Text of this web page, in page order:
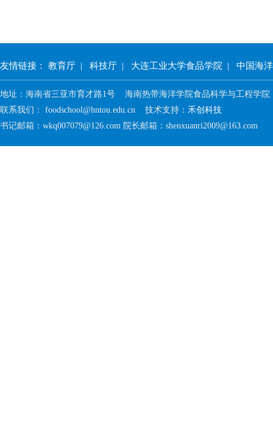
友情链接： 教育厅 | 科技厅 | 大连工业大学食品学院 | 中国海
地址：海南省三亚市育才路1号 海南热带海洋学院食品科学与工程学
联系我们： foodschool@hntou.edu.cn 技术支持： 禾创科技
书记邮箱：wkq007079@126.com 院长邮箱：shenxuanri2009@163.com